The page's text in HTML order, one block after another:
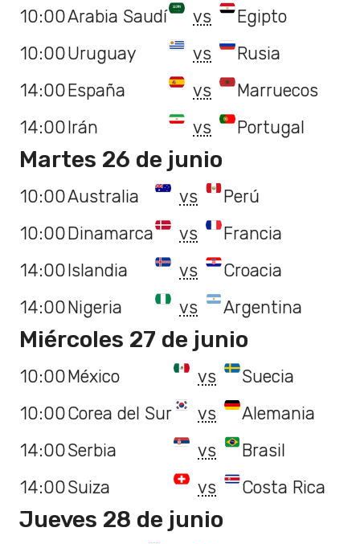
10:00Arabia Saudí vs
Egipto
10:00Uruguay vs
Rusia
14:00España vs
Marruecos
14:00Irán vs Portugal
Martes 26 de junio
10:00Australia vs
Perú
10:00Dinamarca vs
Francia
14:00Islandia vs
Croacia
14:00Nigeria vs Argentina
Miércoles 27 de junio
10:00México vs
Suecia
10:00Corea del Sur vs
Alemania
14:00Serbia vs
Brasil
14:00Suiza vs Costa Rica
Jueves 28 de junio